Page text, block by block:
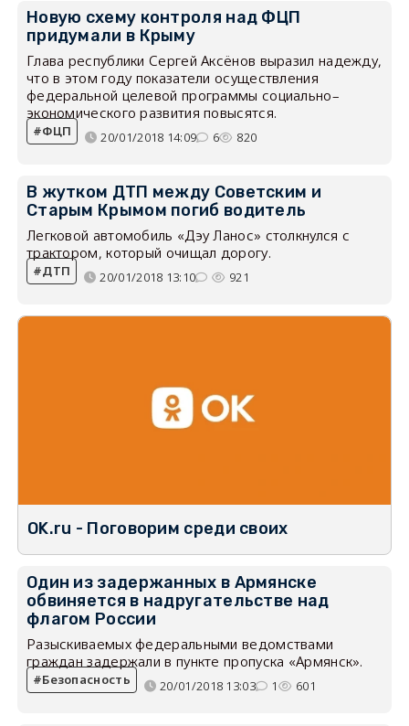
Новую схему контроля над ФЦП
придумали в Крыму
Глава республики Сергей Аксёнов выразил надежду,
что в этом году показатели осуществления
федеральной целевой программы социально–
экономического развития повысятся.
ФЦП 20/01/2018 14:09 6 820
В жутком ДТП между Советским и
Старым Крымом погиб водитель
Легковой автомобиль «Дэу Ланос» столкнулся с
трактором, который очищал дорогу.
ДТП 20/01/2018 13:10 921
OK.ru - Поговорим среди своих
Один из задержанных в Армянске
обвиняется в надругательстве над
флагом России
Разыскиваемых федеральными ведомствами
граждан задержали в пункте пропуска «Армянск».
Безопасность 20/01/2018 13:03 1 601